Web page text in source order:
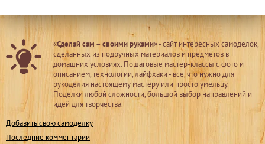
«Сделай сам – своими руками» - сайт интересных самоделок,
сделанных из подручных материалов и предметов в
домашних условиях. Пошаговые мастер-классы с фото и
описанием, технологии, лайфхаки - все, что нужно для
рукоделия настоящему мастеру или просто умельцу.
Поделки любой сложности, большой выбор направлений и
идей для творчества.
Добавить свою самоделку
Последние комментарии